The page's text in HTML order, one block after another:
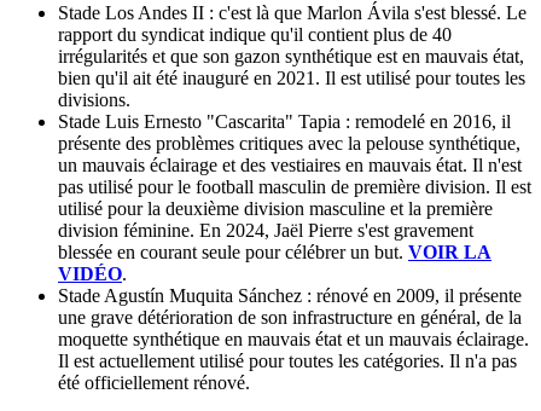
Stade Los Andes II : c'est là que Marlon Ávila s'est blessé. Le
rapport du syndicat indique qu'il contient plus de 40
irrégularités et que son gazon synthétique est en mauvais état,
bien qu'il ait été inauguré en 2021. Il est utilisé pour toutes les
divisions.
Stade Luis Ernesto "Cascarita" Tapia : remodelé en 2016, il
présente des problèmes critiques avec la pelouse synthétique,
un mauvais éclairage et des vestiaires en mauvais état. Il n'est
pas utilisé pour le football masculin de première division. Il est
utilisé pour la deuxième division masculine et la première
division féminine. En 2024, Jaël Pierre s'est gravement
blessée en courant seule pour célébrer un but. VOIR LA
VIDÉO.
Stade Agustín Muquita Sánchez : rénové en 2009, il présente
une grave détérioration de son infrastructure en général, de la
moquette synthétique en mauvais état et un mauvais éclairage.
Il est actuellement utilisé pour toutes les catégories. Il n'a pas
été officiellement rénové.